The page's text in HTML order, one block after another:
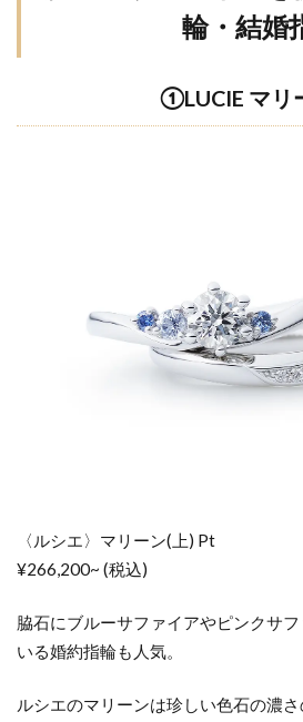
輪・結婚
①LUCIE マリ
〈ルシエ〉マリーン(上) Pt
¥266,200~ (税込)
脇石にブルーサファイアやピンクサ
いる婚約指輪も人気。
ルシエのマリーンは珍しい色石の濃